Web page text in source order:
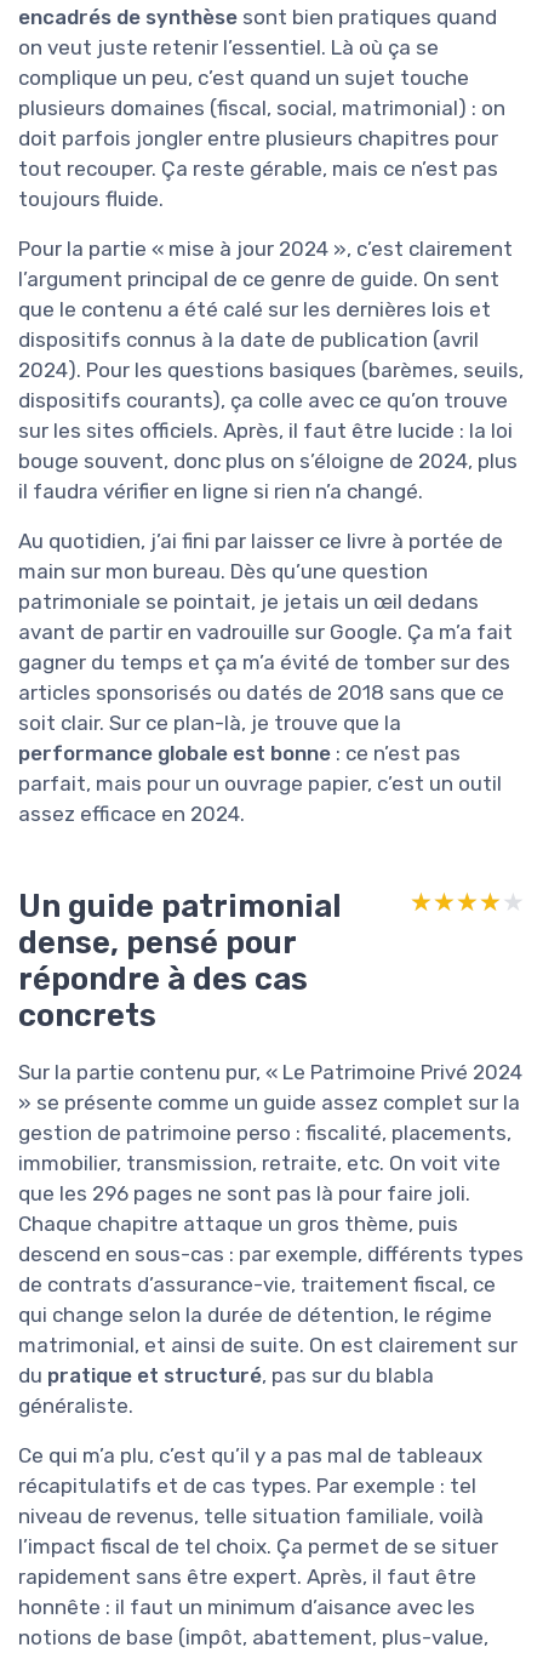
encadrés de synthèse sont bien pratiques quand
on veut juste retenir l’essentiel. Là où ça se
complique un peu, c’est quand un sujet touche
plusieurs domaines (fiscal, social, matrimonial) : on
doit parfois jongler entre plusieurs chapitres pour
tout recouper. Ça reste gérable, mais ce n’est pas
toujours fluide.
Pour la partie « mise à jour 2024 », c’est clairement
l’argument principal de ce genre de guide. On sent
que le contenu a été calé sur les dernières lois et
dispositifs connus à la date de publication (avril
2024). Pour les questions basiques (barèmes, seuils,
dispositifs courants), ça colle avec ce qu’on trouve
sur les sites officiels. Après, il faut être lucide : la loi
bouge souvent, donc plus on s’éloigne de 2024, plus
il faudra vérifier en ligne si rien n’a changé.
Au quotidien, j’ai fini par laisser ce livre à portée de
main sur mon bureau. Dès qu’une question
patrimoniale se pointait, je jetais un œil dedans
avant de partir en vadrouille sur Google. Ça m’a fait
gagner du temps et ça m’a évité de tomber sur des
articles sponsorisés ou datés de 2018 sans que ce
soit clair. Sur ce plan-là, je trouve que la
performance globale est bonne : ce n’est pas
parfait, mais pour un ouvrage papier, c’est un outil
assez efficace en 2024.
Un guide patrimonial
dense, pensé pour
répondre à des cas
concrets
★★★★★
★★★★★
Sur la partie contenu pur, « Le Patrimoine Privé 2024
» se présente comme un guide assez complet sur la
gestion de patrimoine perso : fiscalité, placements,
immobilier, transmission, retraite, etc. On voit vite
que les 296 pages ne sont pas là pour faire joli.
Chaque chapitre attaque un gros thème, puis
descend en sous-cas : par exemple, différents types
de contrats d’assurance-vie, traitement fiscal, ce
qui change selon la durée de détention, le régime
matrimonial, et ainsi de suite. On est clairement sur
du pratique et structuré, pas sur du blabla
généraliste.
Ce qui m’a plu, c’est qu’il y a pas mal de tableaux
récapitulatifs et de cas types. Par exemple : tel
niveau de revenus, telle situation familiale, voilà
l’impact fiscal de tel choix. Ça permet de se situer
rapidement sans être expert. Après, il faut être
honnête : il faut un minimum d’aisance avec les
notions de base (impôt, abattement, plus-value,